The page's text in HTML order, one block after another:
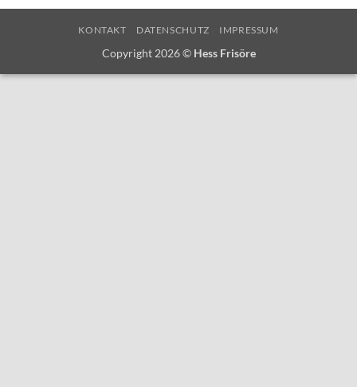
KONTAKT DATENSCHUTZ IMPRESSUM
Copyright 2026 © Hess Frisöre